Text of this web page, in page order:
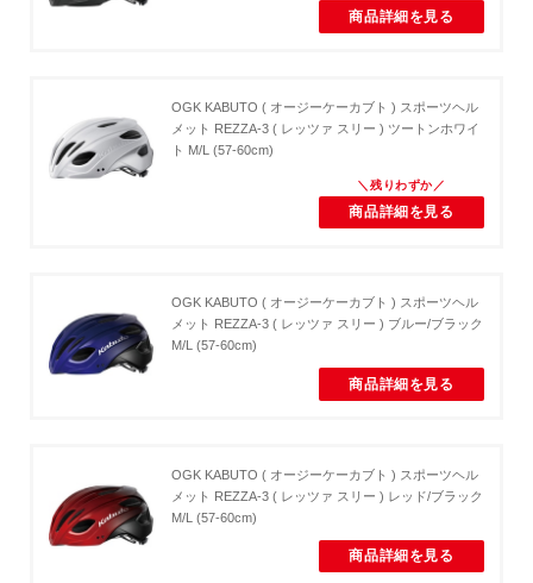
商品詳細を見る
OGK KABUTO ( オージーケーカブト ) スポーツヘル
メット REZZA-3 ( レッツァ スリー ) ツートンホワイ
ト M/L (57-60cm)
商品詳細を見る
OGK KABUTO ( オージーケーカブト ) スポーツヘル
メット REZZA-3 ( レッツァ スリー ) ブルー/ブラック
M/L (57-60cm)
商品詳細を見る
OGK KABUTO ( オージーケーカブト ) スポーツヘル
メット REZZA-3 ( レッツァ スリー ) レッド/ブラック
M/L (57-60cm)
商品詳細を見る